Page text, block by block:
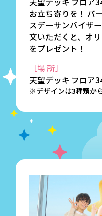
お立ち寄りを！ バ
スデーサンバイザ
文いただくと、オ
をプレゼント！
［場 所］
天望デッキ フロア
※デザインは3種類か